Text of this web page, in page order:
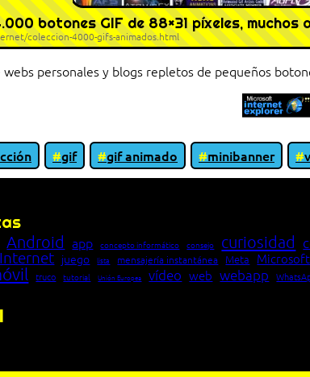
botones GIF de 88×31 píxeles, muchos
coleccion-4000-gifs-animados.html
personales y blogs repletos de pequeños
gif gif animado minibanner
Android app concepto informático consejo curiosidad
Internet juego lista mensajería instantánea Meta Microsoft
truco tutorial Unión Europea vídeo web webapp